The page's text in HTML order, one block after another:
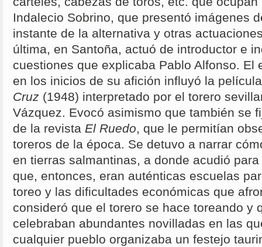
Indalecio Sobrino, que presentó imágenes
instante de la alternativa y otras
última, en Santoña, actuó de introductor e
cuestiones que explicaba Pablo Alfonso. El
en los inicios de su afición influyó la
Cruz (1948) interpretado por el torero
Vázquez. Evocó asimismo que también se
de la revista El Ruedo, que le permitían
toreros de la época. Se detuvo a narrar
en tierras salmantinas, a donde acudió
que, entonces, eran auténticas escuelas
toreo y las dificultades económicas que
consideró que el torero se hace toreando y
celebraban abundantes novilladas en las
cualquier pueblo organizaba un festejo